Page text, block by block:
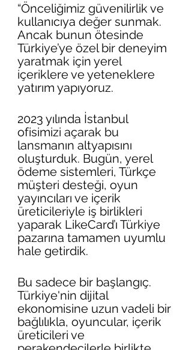
“Önceliğimiz güvenilirlik ve
kullanıcıya değer sunmak.
Ancak bunun ötesinde
Türkiye’ye özel bir deneyim
yaratmak için yerel
içeriklere ve yeteneklere
yatırım yapıyoruz.
2023 yılında İstanbul
ofisimizi açarak bu
lansmanın altyapısını
oluşturduk. Bugün, yerel
ödeme sistemleri, Türkçe
müşteri desteği, oyun
yayıncıları ve içerik
üreticileriyle iş birlikleri
yaparak LikeCard’ı Türkiye
pazarına tamamen uyumlu
hale getirdik.
Bu sadece bir başlangıç.
Türkiye'nin dijital
ekonomisine uzun vadeli bir
bağlılıkla, oyuncular, içerik
üreticileri ve